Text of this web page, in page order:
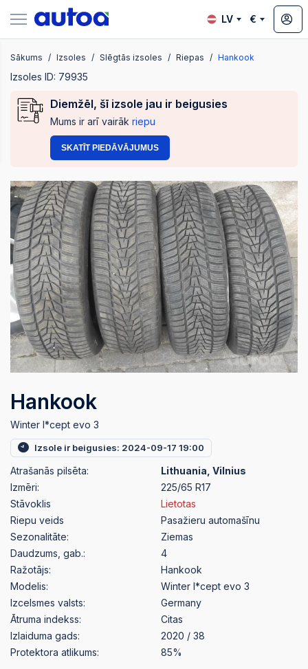
LV €
Sākums Izsoles Slēgtās izsoles Riepas Hankook
Izsoles ID: 79935
Diemžēl, šī izsole jau ir beigusies
Mums ir arī vairāk riepu
SKATĪT PIEDĀVĀJUMUS
Hankook
Winter I*cept evo 3
Izsole ir beigusies: 2024-09-17 19:00
Atrašanās pilsēta:
Lithuania, Vilnius
Izmēri:
225/65 R17
Stāvoklis
Lietotas
Riepu veids
Pasažieru automašīnu
Sezonalitāte:
Ziemas
Daudzums, gab.:
4
Ražotājs:
Hankook
Modelis:
Winter I*cept evo 3
Izcelsmes valsts:
Germany
Ātruma indekss:
Citas
Izlaiduma gads:
2020 / 38
Protektora atlikums:
85%